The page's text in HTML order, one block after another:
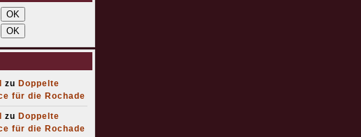
zu Doppelte
für die Rochade
zu Doppelte
für die Rochade